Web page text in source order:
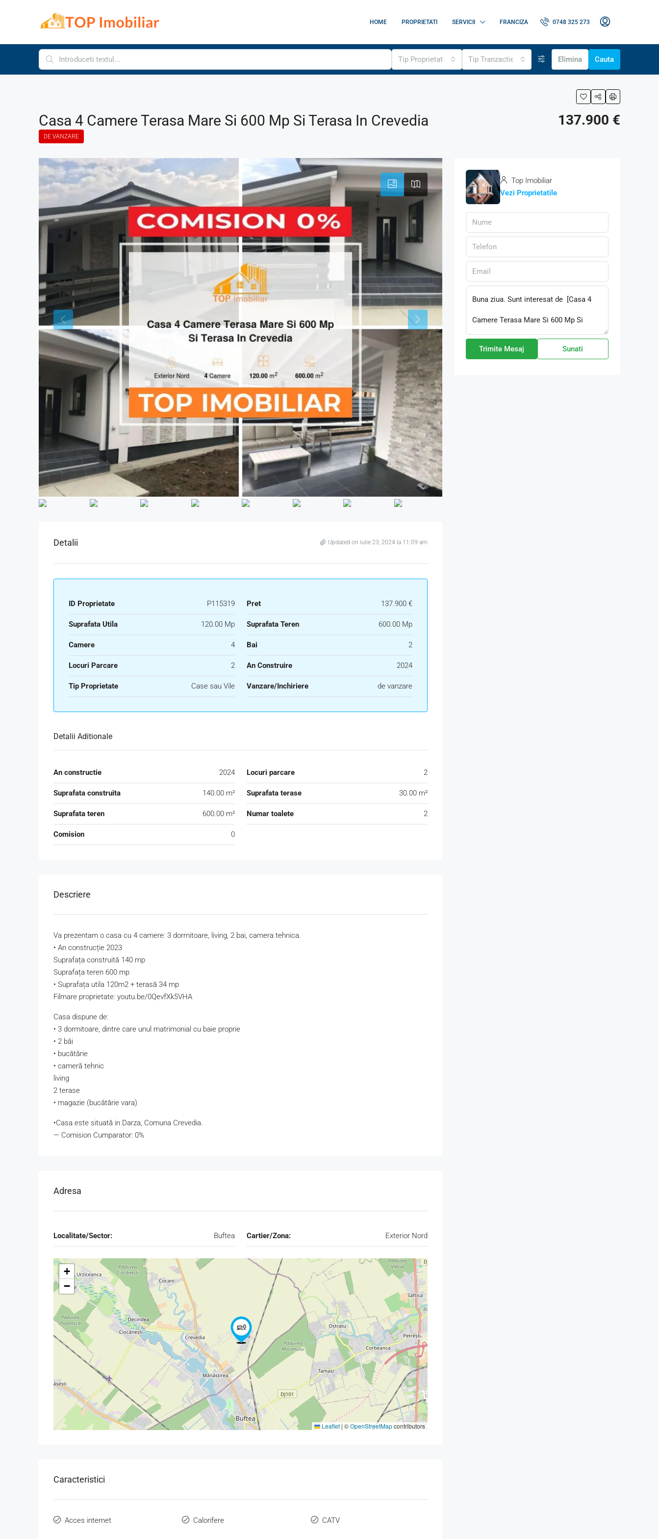
HOME PROPRIETATI SERVICII FRANCIZA 0748 325 273
Tip Proprietate Tip Tranzactie Elimina Cauta
Casa 4 Camere Terasa Mare Si 600 Mp Si Terasa In Crevedia
DE VANZARE
137.900 €
Detalii Updated on iulie 23, 2024 la 11:09 am
ID Proprietate P115319 Pret 137.900 €
Suprafata Utila 120.00 Mp Suprafata Teren 600.00 Mp
Camere 4 Bai 2
Locuri Parcare 2 An Construire 2024
Tip Proprietate Case sau Vile Vanzare/Inchiriere de vanzare
Detalii Aditionale
An constructie 2024 Locuri parcare 2
Suprafata construita 140.00 m² Suprafata terase 30.00 m²
Suprafata teren 600.00 m² Numar toalete 2
Comision 0
Descriere
Va prezentam o casa cu 4 camere: 3 dormitoare, living, 2 bai, camera tehnica.
• An construcție 2023
Suprafața construită 140 mp
Suprafața teren 600 mp
• Suprafața utila 120m2 + terasă 34 mp
Filmare proprietate: youtu.be/0QevfXk5VHA
Casa dispune de:
• 3 dormitoare, dintre care unul matrimonial cu baie proprie
• 2 băi
• bucătărie
• cameră tehnic
living
2 terase
• magazie (bucătărie vara)
•Casa este situată in Darza, Comuna Crevedia.
— Comision Cumparator: 0%
Adresa
Localitate/Sector: Buftea Cartier/Zona: Exterior Nord
+
−
Leaflet | ©OpenStreetMapcontributors
Caracteristici
Acces internet Calorifere CATV
Top Imobiliar
Vezi Proprietatile
Trimite Mesaj Sunati